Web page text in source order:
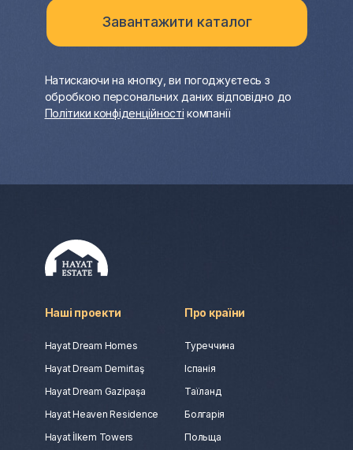
Натискаючи на кнопку, ви погоджуєтесь з
обробкою персональних даних відповідно до
Політики конфіденційності компанії
Наші проекти
Hayat Dream Homes
Hayat Dream Demirtaş
Hayat Dream Gazipaşa
Hayat Heaven Residence
Hayat İlkem Towers
Про країни
Туреччина
Іспанія
Таїланд
Болгарія
Польща